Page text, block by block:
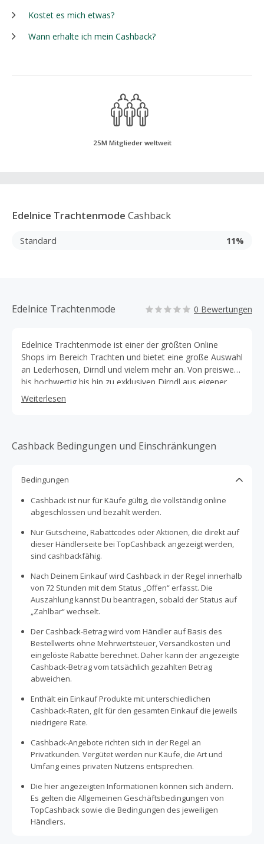
Kostet es mich etwas?
Wann erhalte ich mein Cashback?
25M Mitglieder weltweit
Edelnice Trachtenmode Cashback
Standard 11%
Edelnice Trachtenmode 0 Bewertungen
Edelnice Trachtenmode ist einer der größten Online
Shops im Bereich Trachten und bietet eine große Auswahl
an Lederhosen, Dirndl und vielem mehr an. Von preiswert
bis hochwertig bis hin zu exklusiven Dirndl aus eigener
Herstellung in Bayern. Wir bemühen uns ständig unser
Sortiment zu optimieren und unseren Kunden den
Weiterlesen
Cashback Bedingungen und Einschränkungen
Bedingungen
Cashback ist nur für Käufe gültig, die vollständig online
abgeschlossen und bezahlt werden.
Nur Gutscheine, Rabattcodes oder Aktionen, die direkt auf
dieser Händlerseite bei TopCashback angezeigt werden,
sind cashbackfähig.
Nach Deinem Einkauf wird Cashback in der Regel innerhalb
von 72 Stunden mit dem Status „Offen“ erfasst. Die
Auszahlung kannst Du beantragen, sobald der Status auf
„Zahlbar“ wechselt.
Der Cashback-Betrag wird vom Händler auf Basis des
Bestellwerts ohne Mehrwertsteuer, Versandkosten und
eingelöste Rabatte berechnet. Daher kann der angezeigte
Cashback-Betrag vom tatsächlich gezahlten Betrag
abweichen.
Enthält ein Einkauf Produkte mit unterschiedlichen
Cashback-Raten, gilt für den gesamten Einkauf die jeweils
niedrigere Rate.
Cashback-Angebote richten sich in der Regel an
Privatkunden. Vergütet werden nur Käufe, die Art und
Umfang eines privaten Nutzens entsprechen.
Die hier angezeigten Informationen können sich ändern.
Es gelten die Allgemeinen Geschäftsbedingungen von
TopCashback sowie die Bedingungen des jeweiligen
Händlers.